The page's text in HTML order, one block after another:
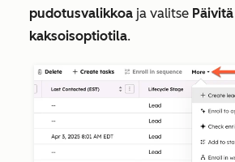
pudotusvalikkoa ja valitse Päivitä
kaksoisoptiotila.